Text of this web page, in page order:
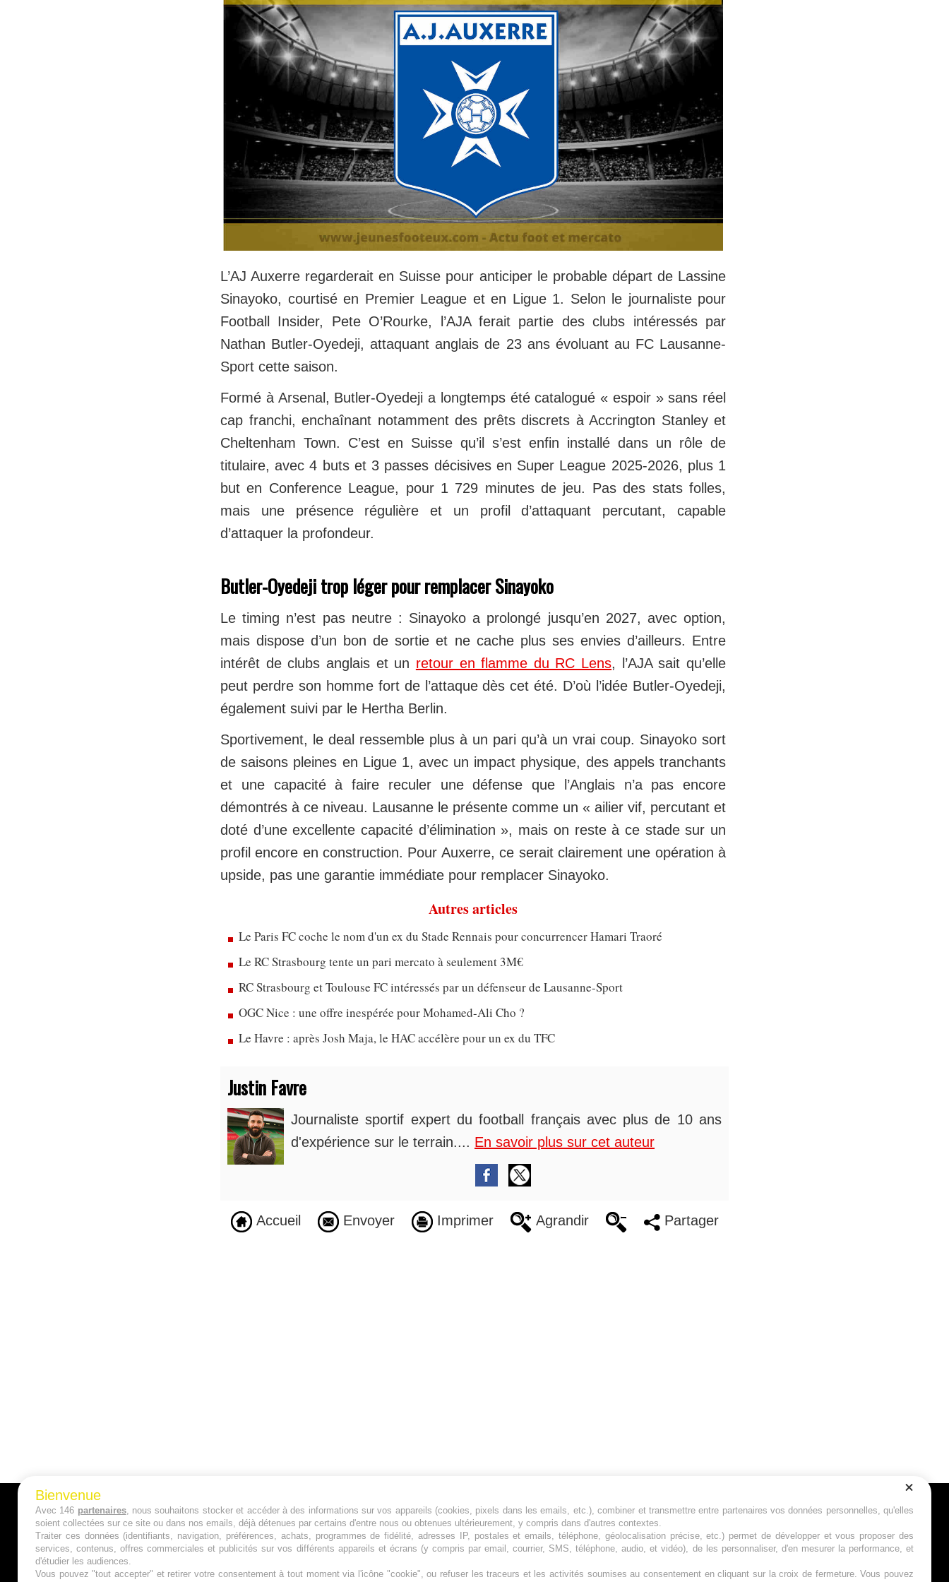
L’AJ Auxerre regarderait en Suisse pour anticiper le probable départ de Lassine
Sinayoko, courtisé en Premier League et en Ligue 1. Selon le journaliste pour
Football Insider, Pete O’Rourke, l’AJA ferait partie des clubs intéressés par
Nathan Butler-Oyedeji, attaquant anglais de 23 ans évoluant au FC Lausanne-
Sport cette saison.
Formé à Arsenal, Butler-Oyedeji a longtemps été catalogué « espoir » sans réel
cap franchi, enchaînant notamment des prêts discrets à Accrington Stanley et
Cheltenham Town. C’est en Suisse qu’il s’est enfin installé dans un rôle de
titulaire, avec 4 buts et 3 passes décisives en Super League 2025-2026, plus 1
but en Conference League, pour 1 729 minutes de jeu. Pas des stats folles,
mais une présence régulière et un profil d’attaquant percutant, capable
d’attaquer la profondeur.
Butler-Oyedeji trop léger pour remplacer Sinayoko
Le timing n’est pas neutre : Sinayoko a prolongé jusqu’en 2027, avec option,
mais dispose d’un bon de sortie et ne cache plus ses envies d’ailleurs. Entre
intérêt de clubs anglais et un retour en flamme du RC Lens, l’AJA sait qu’elle
peut perdre son homme fort de l’attaque dès cet été. D’où l’idée Butler-Oyedeji,
également suivi par le Hertha Berlin.
Sportivement, le deal ressemble plus à un pari qu’à un vrai coup. Sinayoko sort
de saisons pleines en Ligue 1, avec un impact physique, des appels tranchants
et une capacité à faire reculer une défense que l’Anglais n’a pas encore
démontrés à ce niveau. Lausanne le présente comme un « ailier vif, percutant et
doté d’une excellente capacité d’élimination », mais on reste à ce stade sur un
profil encore en construction. Pour Auxerre, ce serait clairement une opération à
upside, pas une garantie immédiate pour remplacer Sinayoko.
Autres articles
Le Paris FC coche le nom d'un ex du Stade Rennais pour concurrencer Hamari Traoré
Le RC Strasbourg tente un pari mercato à seulement 3M€
RC Strasbourg et Toulouse FC intéressés par un défenseur de Lausanne-Sport
OGC Nice : une offre inespérée pour Mohamed-Ali Cho ?
Le Havre : après Josh Maja, le HAC accélère pour un ex du TFC
Justin Favre
Journaliste sportif expert du football français avec plus de 10 ans
d'expérience sur le terrain.... En savoir plus sur cet auteur
Accueil Envoyer Imprimer Agrandir Partager
A PROPOS
Qui sommes nous ?
Mentions Légales
Jeunesfooteux est un média sportif qui traite
principalement de l'actualité de la Ligue 1 et
des grosses actualités de la Ligue 2 et du
Plan du site | Syndication |Powered by WM
Suivez-nous
Bienvenue
Avec 146 partenaires, nous souhaitons stocker et accéder à des informations sur vos appareils (cookies, pixels dans les emails, etc.), combiner et transmettre entre partenaires vos données personnelles, qu'elles
soient collectées sur ce site ou dans nos emails, déjà détenues par certains d'entre nous ou obtenues ultérieurement, y compris dans d'autres contextes.
Traiter ces données (identifiants, navigation, préférences, achats, programmes de fidélité, adresses IP, postales et emails, téléphone, géolocalisation précise, etc.) permet de développer et vous proposer des
services, contenus, offres commerciales et publicités sur vos différents appareils et écrans (y compris par email, courrier, SMS, téléphone, audio, et vidéo), de les personnaliser, d'en mesurer la performance, et
d'étudier les audiences.
Vous pouvez "tout accepter" et retirer votre consentement à tout moment via l'icône "cookie", ou refuser les traceurs et les activités soumises au consentement en cliquant sur la croix de fermeture. Vous pouvez